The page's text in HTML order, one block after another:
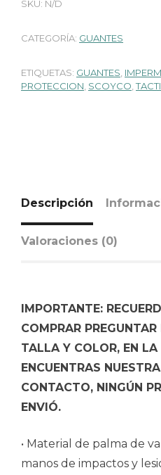
SKU: N/D
CATEGORÍA: GUANTES
ETIQUETAS: GUANTES
PROTECCION SCOYCO ,
Descripción
Valoraciones (0)
IMPORTANTE:
COMPRAR
TALLA Y COLOR, EN LA
ENCUENTRAS
CONTACTO, NINGÚN
ENVIÓ.
• Material de palma de
manos de impactos y